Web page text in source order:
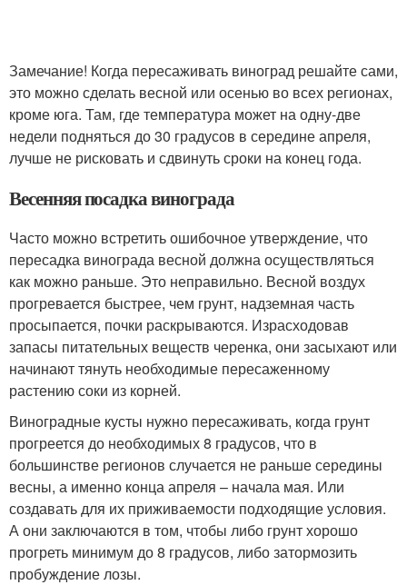
Замечание! Когда пересаживать виноград решайте сами,
это можно сделать весной или осенью во всех регионах,
кроме юга. Там, где температура может на одну-две
недели подняться до 30 градусов в середине апреля,
лучше не рисковать и сдвинуть сроки на конец года.
Весенняя посадка винограда
Часто можно встретить ошибочное утверждение, что
пересадка винограда весной должна осуществляться
как можно раньше. Это неправильно. Весной воздух
прогревается быстрее, чем грунт, надземная часть
просыпается, почки раскрываются. Израсходовав
запасы питательных веществ черенка, они засыхают или
начинают тянуть необходимые пересаженному
растению соки из корней.
Виноградные кусты нужно пересаживать, когда грунт
прогреется до необходимых 8 градусов, что в
большинстве регионов случается не раньше середины
весны, а именно конца апреля – начала мая. Или
создавать для их приживаемости подходящие условия.
А они заключаются в том, чтобы либо грунт хорошо
прогреть минимум до 8 градусов, либо затормозить
пробуждение лозы.